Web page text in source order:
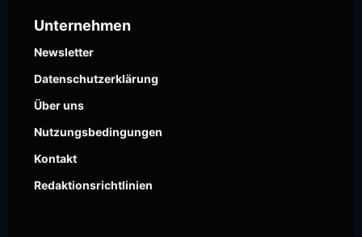
Unternehmen
Newsletter
Datenschutzerklärung
Über uns
Nutzungsbedingungen
Kontakt
Redaktionsrichtlinien